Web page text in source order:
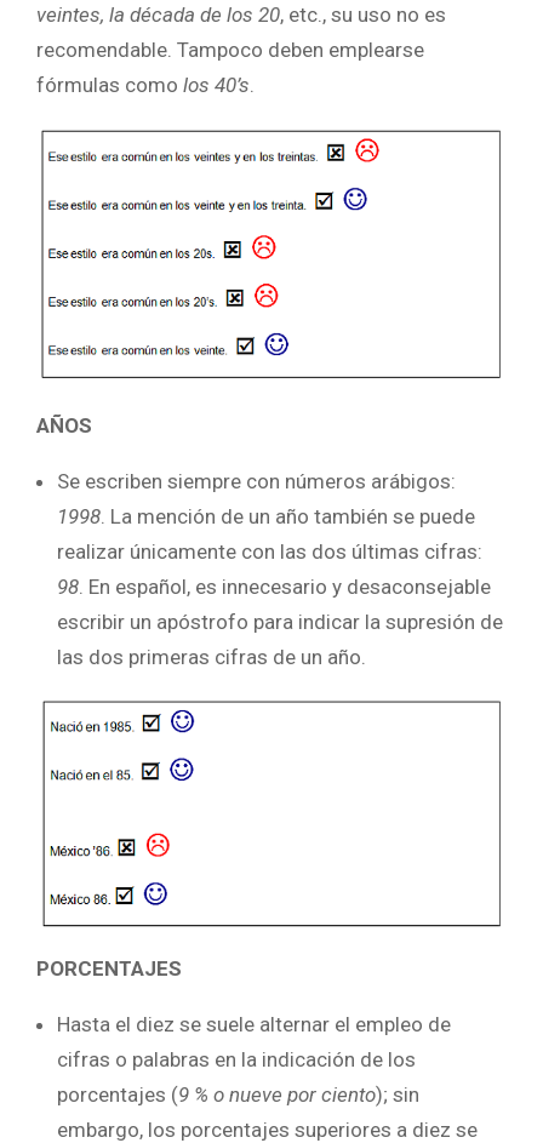
veintes, la década de los 20, etc., su uso no es
recomendable. Tampoco deben emplearse
fórmulas como los 40’s
AÑOS
Se escriben siempre con números arábigos:
1998 . La mención de un año también se puede
realizar únicamente con las dos últimas cifras:
98 . En español, es innecesario y desaconsejable
escribir un apóstrofo para indicar la supresión de
las dos primeras cifras de un año.
PORCENTAJES
Hasta el diez se suele alternar el empleo de
cifras o palabras en la indicación de los
porcentajes (9 % o nueve por ciento); sin
embargo, los porcentajes superiores a diez se